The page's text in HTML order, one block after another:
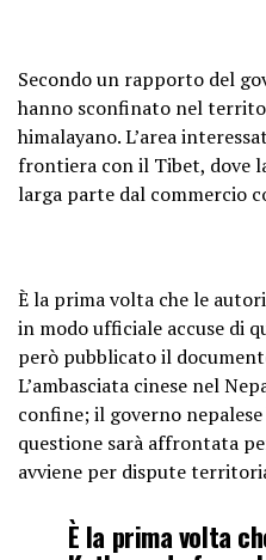
Secondo un rapporto del
hanno sconfinato nel
himalayano. L’area
frontiera con il Tibet, dove
larga parte dal commercio
È la prima volta che le
in modo ufficiale accuse di
però pubblicato il
L’ambasciata cinese nel
confine; il governo
questione sarà affrontata
avviene per dispute
È la prima volta